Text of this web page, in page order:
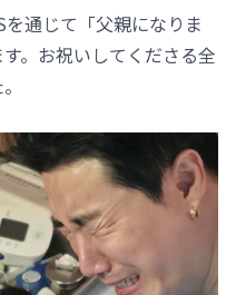
通じて「父親になりま
。お祝いしてくださる全